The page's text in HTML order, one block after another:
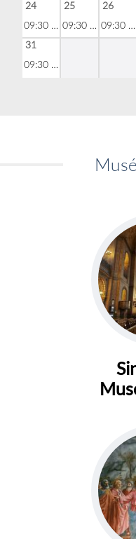
24
09:30 - 17:30
25
09:30 - 17:30
26
09:30 - 17:30
31
09:30 - 17:30